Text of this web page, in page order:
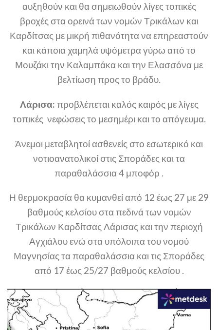
αυξηθούν και θα σημειωθούν λίγες τοπικές
βροχές στα ορεινά των νομών Τρικάλων και
Καρδίτσας με μικρή πιθανότητα να επηρεαστούν
και κάποια χαμηλά υψόμετρα γύρω από το
Μουζάκι την Καλαμπάκα και την Ελασσόνα με
βελτίωση προς το βράδυ.
Λάρισα: προβλέπεται καλός καιρός με λίγες
τοπικές νεφώσεις το μεσημέρι και το απόγευμα.
Άνεμοι μεταβλητοί ασθενείς στο εσωτερικό και
νοτιοανατολικοί στις Σποράδες και τα
παραθαλάσσια 4 μποφόρ .
Η θερμοκρασία θα κυμανθεί από 12 έως 27 με 29
βαθμούς κελσίου στα πεδινά των νομών
Τρικάλων Καρδίτσας Λάρισας και την περιοχή
Αγχιάλου ενώ στα υπόλοιπα του νομού
Μαγνησίας τα παραθαλάσσια και τις Σποράδες
από 17 έως 25/27 βαθμούς κελσίου .